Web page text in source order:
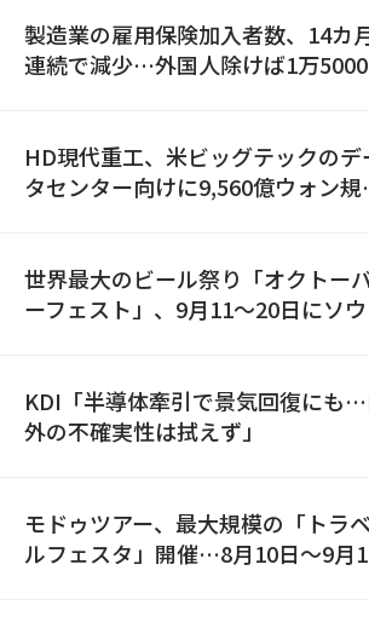
製造業の雇用保険加入者数、14カ
連続で減少…外国人除けば1万
HD現代重工、米ビッグテックのデ
タセンター向けに9,560億ウォン規
世界最大のビール祭り「オクトー
ーフェスト」、9月11〜20日にソ
KDI「半導体牽引で景気回復にも
外の不確実性は拭えず」
モドゥツアー、最大規模の「トラベ
ルフェスタ」開催…8月10日～9月